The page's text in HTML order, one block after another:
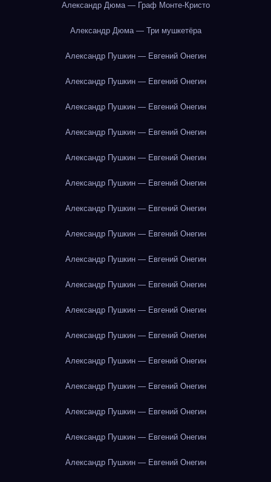
Александр Дюма — Граф Монте-Кристо
Александр Дюма — Три мушкетёра
Александр Пушкин — Евгений Онегин
Александр Пушкин — Евгений Онегин
Александр Пушкин — Евгений Онегин
Александр Пушкин — Евгений Онегин
Александр Пушкин — Евгений Онегин
Александр Пушкин — Евгений Онегин
Александр Пушкин — Евгений Онегин
Александр Пушкин — Евгений Онегин
Александр Пушкин — Евгений Онегин
Александр Пушкин — Евгений Онегин
Александр Пушкин — Евгений Онегин
Александр Пушкин — Евгений Онегин
Александр Пушкин — Евгений Онегин
Александр Пушкин — Евгений Онегин
Александр Пушкин — Евгений Онегин
Александр Пушкин — Евгений Онегин
Александр Пушкин — Евгений Онегин